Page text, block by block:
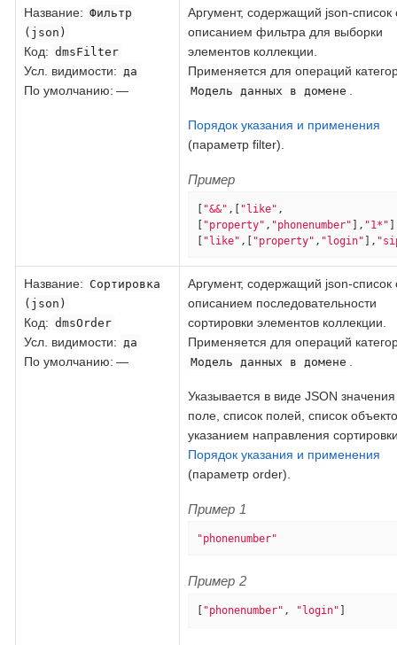
Название: Фильтр
(json)
Код: dmsFilter
Усл. видимости: да
По умолчанию: —
Аргумент, содержащий json-список
описанием фильтра для выборки
элементов коллекции.
Применяется для операций
Модель данных в домене
Порядок указания и применения
(параметр filter).
Пример
[ "&&" ,[ "like" ,
[ "property" , "phonenumber" ], "1*"
[ "like" ,[ "property" , "login" ],
Название: Сортировка
(json)
Код: dmsOrder
Усл. видимости: да
По умолчанию: —
Аргумент, содержащий json-список
описанием последовательности
сортировки элементов коллекции.
Применяется для операций
Модель данных в домене
Указывается в виде JSON
поле, список полей, список
указанием направления
Порядок указания и применения
(параметр order).
Пример 1
"phonenumber"
Пример 2
"phonenumber" , "login"